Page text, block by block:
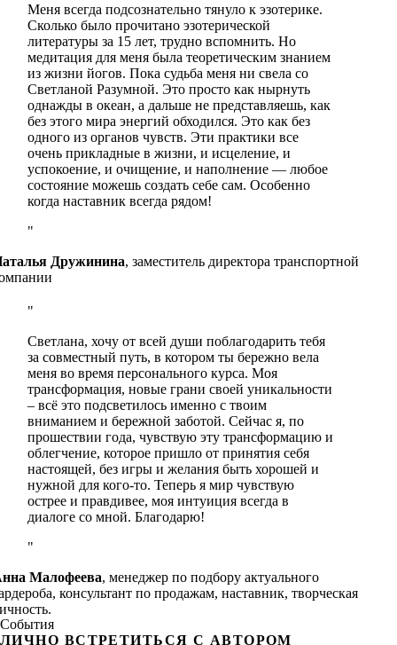
Меня всегда подсознательно тянуло к эзотерике.
Сколько было прочитано эзотерической
литературы за 15 лет, трудно вспомнить. Но
медитация для меня была теоретическим знанием
из жизни йогов. Пока судьба меня ни свела со
Светланой Разумной. Это просто как нырнуть
однажды в океан, а дальше не представляешь, как
без этого мира энергий обходился. Это как без
одного из органов чувств. Эти практики все
очень прикладные в жизни, и исцеление, и
успокоение, и очищение, и наполнение — любое
состояние можешь создать себе сам. Особенно
когда наставник всегда рядом!
Дружинина,заместитель директора транспортной
Светлана, хочу от всей души поблагодарить тебя
за совместный путь, в котором ты бережно вела
меня во время персонального курса. Моя
трансформация, новые грани своей уникальности
– всё это подсветилось именно с твоим
вниманием и бережной заботой. Сейчас я, по
прошествии года, чувствую эту трансформацию и
облегчение, которое пришло от принятия себя
настоящей, без игры и желания быть хорошей и
нужной для кого-то. Теперь я мир чувствую
острее и правдивее, моя интуиция всегда в
диалоге со мной. Благодарю!
Малофеева,менеджер по подбору актуального
консультант по продажам, наставник, творческая
События
ЛИЧНО ВСТРЕТИТЬСЯ С АВТОРОМ